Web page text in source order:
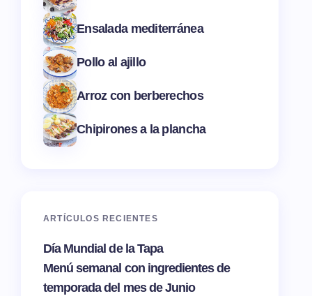
Ensalada mediterránea
Pollo al ajillo
Arroz con berberechos
Chipirones a la plancha
ARTÍCULOS RECIENTES
Día Mundial de la Tapa
Menú semanal con ingredientes de
temporada del mes de Junio